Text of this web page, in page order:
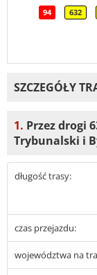
94 632
SZCZEGÓŁY
1. Przez drogi
Trybunalski i
długość trasy:
czas przejazdu:
województwa na